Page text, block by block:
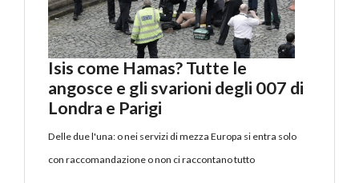
Isis come Hamas? Tutte le
angosce e gli svarioni degli 007 di
Londra e Parigi
Delle due l'una: o nei servizi di mezza Europa si entra solo
con raccomandazione o non ci raccontano tutto